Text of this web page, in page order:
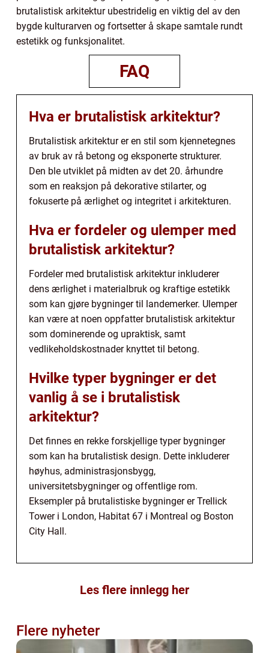
brutalistisk arkitektur ubestridelig en viktig del av den
bygde kulturarven og fortsetter å skape samtale rundt
estetikk og funksjonalitet.
FAQ
Hva er brutalistisk arkitektur?
Brutalistisk arkitektur er en stil som kjennetegnes
av bruk av rå betong og eksponerte strukturer.
Den ble utviklet på midten av det 20. århundre
som en reaksjon på dekorative stilarter, og
fokuserte på ærlighet og integritet i arkitekturen.
Hva er fordeler og ulemper med
brutalistisk arkitektur?
Fordeler med brutalistisk arkitektur inkluderer
dens ærlighet i materialbruk og kraftige estetikk
som kan gjøre bygninger til landemerker. Ulemper
kan være at noen oppfatter brutalistisk arkitektur
som dominerende og upraktisk, samt
vedlikeholdskostnader knyttet til betong.
Hvilke typer bygninger er det
vanlig å se i brutalistisk
arkitektur?
Det finnes en rekke forskjellige typer bygninger
som kan ha brutalistisk design. Dette inkluderer
høyhus, administrasjonsbygg,
universitetsbygninger og offentlige rom.
Eksempler på brutalistiske bygninger er Trellick
Tower i London, Habitat 67 i Montreal og Boston
City Hall.
Les flere innlegg her
Flere nyheter